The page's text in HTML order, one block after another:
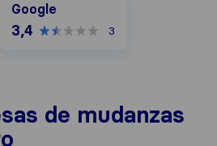
Google
3,4 3
de mudanzas